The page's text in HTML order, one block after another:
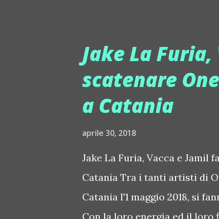
turisti di tutto il mondo,
i dettagli di una primavera
secret, ma intanto il party
Down sono decisamente hot.
infatti a cura di questo
Jake La
scatenare
a Catania
aprile 30, 2018
Jake La Furia, Vacca e Jamil
Catania Tra i tanti artisti di
Catania l'1 maggio 2018, si
Con la loro energia ed il